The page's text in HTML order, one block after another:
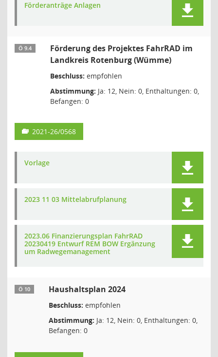
Förderanträge Anlagen
Ö 9.4
Förderung des Projektes FahrRAD im
Landkreis Rotenburg (Wümme)
Beschluss: empfohlen
Abstimmung: Ja: 12, Nein: 0, Enthaltungen: 0,
Befangen: 0
2021-26/0568
Vorlage
2023 11 03 Mittelabrufplanung
2023.06 Finanzierungsplan FahrRAD
20230419 Entwurf REM BOW Ergänzung
um Radwegemanagement
Ö 10 Haushaltsplan 2024
Beschluss: empfohlen
Abstimmung: Ja: 12, Nein: 0, Enthaltungen: 0,
Befangen: 0